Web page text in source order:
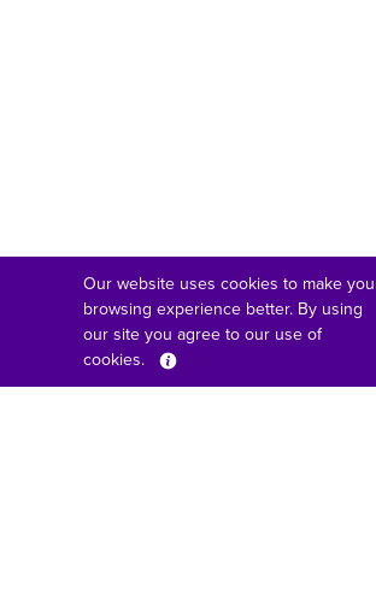
Our website uses cookies to make
browsing experience better. By using
our site you agree to our use of
cookies.